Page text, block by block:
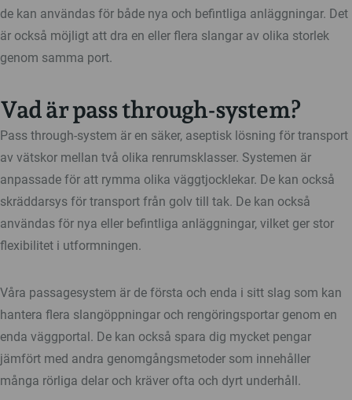
de kan användas för både nya och befintliga anläggningar. Det
är också möjligt att dra en eller flera slangar av olika storlek
genom samma port.
Vad är pass through-system?
Pass through-system är en säker, aseptisk lösning för transport
av vätskor mellan två olika renrumsklasser. Systemen är
anpassade för att rymma olika väggtjocklekar. De kan också
skräddarsys för transport från golv till tak. De kan också
användas för nya eller befintliga anläggningar, vilket ger stor
flexibilitet i utformningen.
Våra passagesystem är de första och enda i sitt slag som kan
hantera flera slangöppningar och rengöringsportar genom en
enda väggportal. De kan också spara dig mycket pengar
jämfört med andra genomgångsmetoder som innehåller
många rörliga delar och kräver ofta och dyrt underhåll.